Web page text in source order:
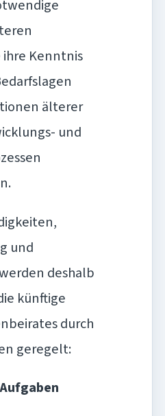
Kenntnis
älterer
und
und
deshalb
künftige
durch
geregelt: